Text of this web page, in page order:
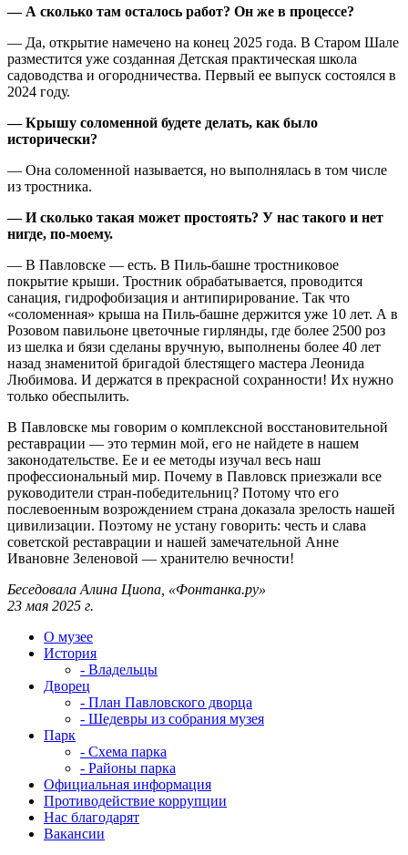
— А сколько там осталось работ? Он же в процессе?
— Да, открытие намечено на конец 2025 года. В Старом Шале
разместится уже созданная Детская практическая школа
садоводства и огородничества. Первый ее выпуск состоялся в
2024 году.
— Крышу соломенной будете делать, как было
исторически?
— Она соломенной называется, но выполнялась в том числе
из тростника.
— И сколько такая может простоять? У нас такого и нет
нигде, по-моему.
— В Павловске — есть. В Пиль-башне тростниковое
покрытие крыши. Тростник обрабатывается, проводится
санация, гидрофобизация и антипирирование. Так что
«соломенная» крыша на Пиль-башне держится уже 10 лет. А в
Розовом павильоне цветочные гирлянды, где более 2500 роз
из шелка и бязи сделаны вручную, выполнены более 40 лет
назад знаменитой бригадой блестящего мастера Леонида
Любимова. И держатся в прекрасной сохранности! Их нужно
только обеспылить.
В Павловске мы говорим о комплексной восстановительной
реставрации — это термин мой, его не найдете в нашем
законодательстве. Ее и ее методы изучал весь наш
профессиональный мир. Почему в Павловск приезжали все
руководители стран-победительниц? Потому что его
послевоенным возрождением страна доказала зрелость нашей
цивилизации. Поэтому не устану говорить: честь и слава
советской реставрации и нашей замечательной Анне
Ивановне Зеленовой — хранителю вечности!
Беседовала Алина Циопа, «Фонтанка.ру»
23 мая 2025 г.
О музее
История
- Владельцы
Дворец
- План Павловского дворца
- Шедевры из собрания музея
Парк
- Схема парка
- Районы парка
Официальная информация
Противодействие коррупции
Нас благодарят
Вакансии